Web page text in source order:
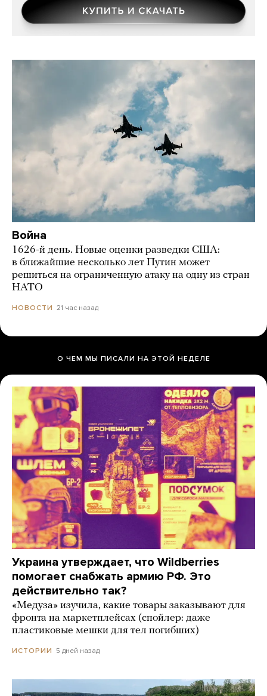
Война
1626-й день. Новые оценки разведки США:
в ближайшие несколько лет Путин может
решиться на ограниченную атаку на одну из стран
НАТО
НОВОСТИ 21 час назад
О ЧЕМ МЫ ПИСАЛИ НА ЭТОЙ НЕДЕЛЕ
Украина утверждает, что Wildberries
помогает снабжать армию РФ. Это
действительно так?
«Медуза» изучила, какие товары заказывают для
фронта на маркетплейсах (спойлер: даже
пластиковые мешки для тел погибших)
ИСТОРИИ 5 дней назад